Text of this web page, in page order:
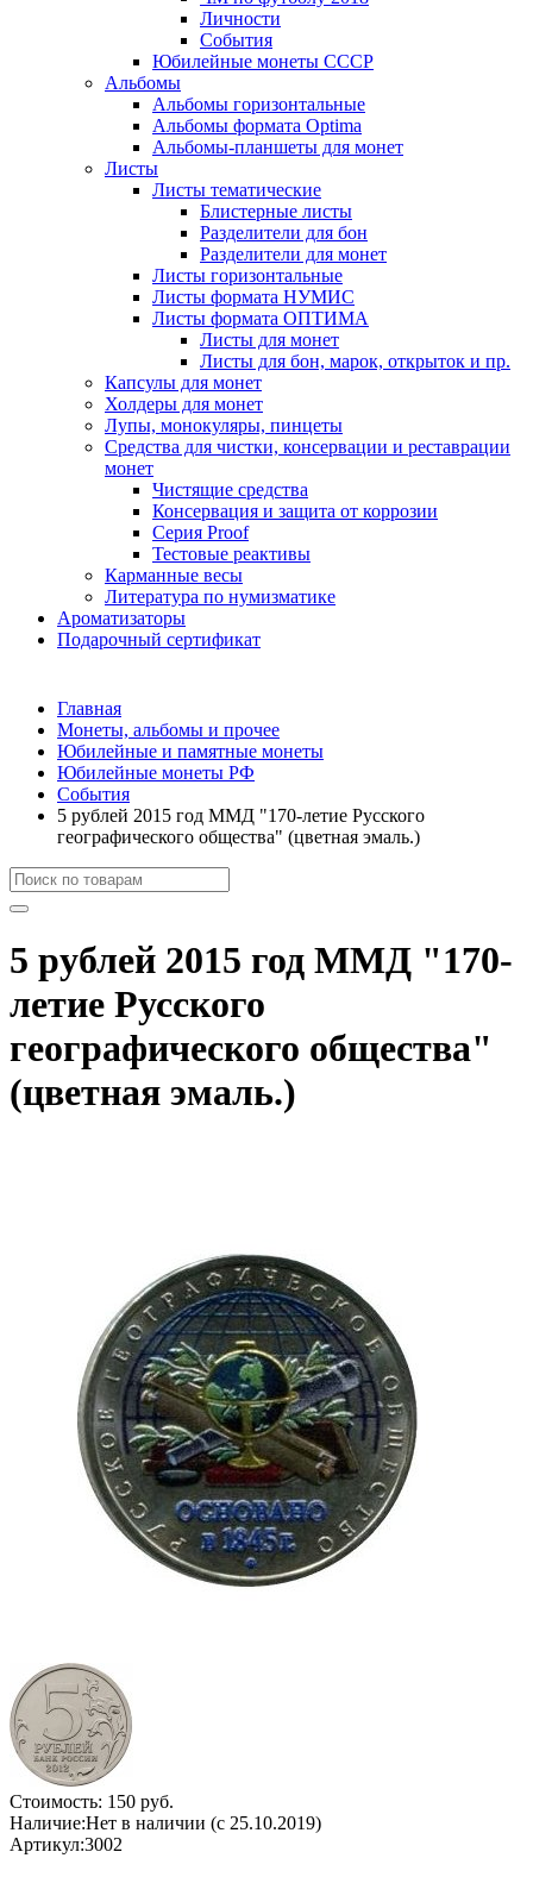
Личности
События
Юбилейные монеты СССР
Альбомы
Альбомы горизонтальные
Альбомы формата Optima
Альбомы-планшеты для монет
Листы
Листы тематические
Блистерные листы
Разделители для бон
Разделители для монет
Листы горизонтальные
Листы формата НУМИС
Листы формата ОПТИМА
Листы для монет
Листы для бон, марок, открыток и пр.
Капсулы для монет
Холдеры для монет
Лупы, монокуляры, пинцеты
Средства для чистки, консервации и реставрации
монет
Чистящие средства
Консервация и защита от коррозии
Серия Proof
Тестовые реактивы
Карманные весы
Литература по нумизматике
Ароматизаторы
Подарочный сертификат
Главная
Монеты, альбомы и прочее
Юбилейные и памятные монеты
Юбилейные монеты РФ
События
5 рублей 2015 год ММД "170-летие Русского
географического общества" (цветная эмаль.)
5 рублей 2015 год ММД "170-
летие Русского
географического общества"
(цветная эмаль.)
Стоимость: 150 руб.
Наличие:Нет в наличии (с 25.10.2019)
Артикул:3002